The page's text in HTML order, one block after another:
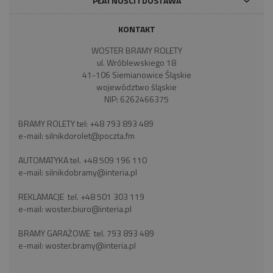
KONTAKT
WOSTER BRAMY ROLETY
ul. Wróblewskiego 18
41-106 Siemianowice Śląskie
województwo śląskie
NIP: 6262466375
BRAMY ROLETY tel: +48 793 893 489
e-mail: silnikdorolet@poczta.fm
AUTOMATYKA tel. +48 509 196 110
e-mail: silnikdobramy@interia.pl
REKLAMACJE tel. +48 501 303 119
e-mail:woster.biuro@interia.pl
BRAMY GARAŻOWE tel. 793 893 489
e-mail:woster.bramy@interia.pl